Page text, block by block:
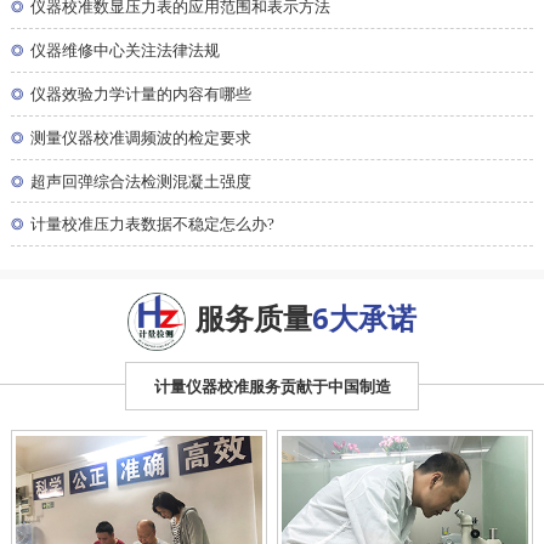
◎ 仪器校准数显压力表的应用范围和表示方法
◎ 仪器维修中心关注法律法规
◎ 仪器效验力学计量的内容有哪些
◎ 测量仪器校准调频波的检定要求
◎ 超声回弹综合法检测混凝土强度
◎ 计量校准压力表数据不稳定怎么办?
服务质量6大承诺
计量仪器校准服务贡献于中国制造